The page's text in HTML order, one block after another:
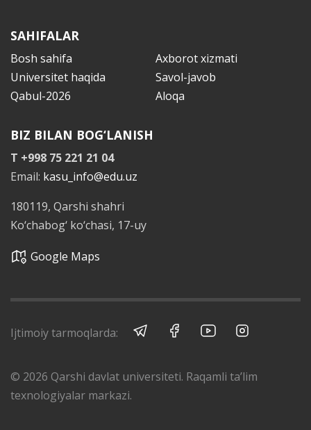
SAHIFALAR
Bosh sahifa
Axborot xizmati
Universitet haqida
Savol-javob
Qabul-2026
Aloqa
BIZ BILAN BOG‘LANISH
T +998 75 221 21 04
Email: kasu_info@edu.uz
180119, Qarshi shahri
Ko‘chabog‘ ko‘chasi, 17-uy
Google Maps
Ijtimoiy tarmoqlarda:
© 2026 Qarshi davlat universiteti. Raqamli ta’lim
texnologiyalar markazi.